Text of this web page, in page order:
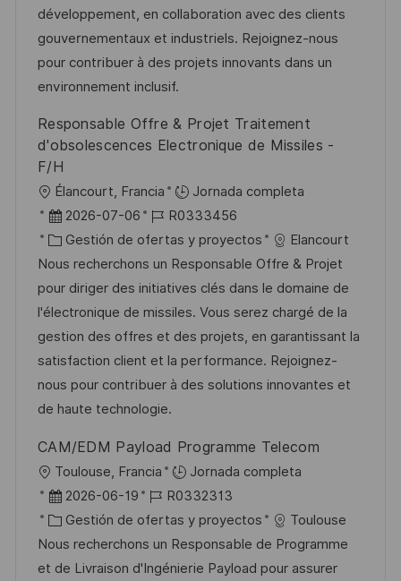
ó
n
e
p
u
i
c
m
p
l
e
o
r
a
développement, en collaboration avec des clients
gouvernementaux et industriels. Rejoignez-nous
pour contribuer à des projets innovants dans un
environnement inclusif.
Responsable Offre & Projet Traitement
d'obsolescences Electronique de Missiles -
F/H
U
b
c
a
c
i
ó
n
Élancourt, Francia
Jornada completa
F
e
c
h
a
d
e
p
u
l
i
c
a
c
i
2026-07-06
I
D
d
e
e
m
p
l
e
R0333456
C
a
t
e
g
o
r
í
Gestión de ofertas y proyectos
Elancourt
Nous recherchons un Responsable Offre & Projet
pour diriger des initiatives clés dans le domaine de
l'électronique de missiles. Vous serez chargé de la
gestion des offres et des projets, en garantissant la
satisfaction client et la performance. Rejoignez-
nous pour contribuer à des solutions innovantes et
de haute technologie.
CAM/EDM Payload Programme Telecom
U
b
c
a
Toulouse, Francia
Jornada completa
F
e
c
h
2026-06-19
I
D
d
e
R0332313
C
a
t
Gestión de ofertas y proyectos
Toulouse
Nous recherchons un Responsable de Programme
et de Livraison d'Ingénierie Payload pour assurer